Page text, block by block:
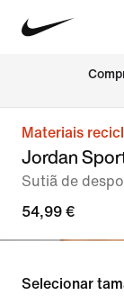
Materiais
Jordan
Sutiã de
54,99 €
Selecionar